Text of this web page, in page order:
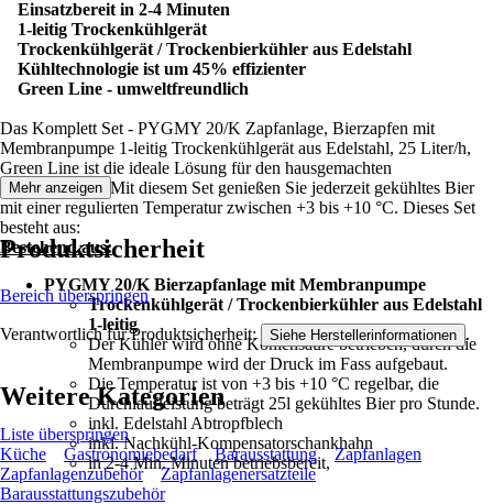
Einsatzbereit in 2-4 Minuten
1-leitig Trockenkühlgerät
Trockenkühlgerät / Trockenbierkühler aus Edelstahl
Kühltechnologie ist um 45% effizienter
Green Line - umweltfreundlich
Das Komplett Set - PYGMY 20/K Zapfanlage, Bierzapfen mit
Membranpumpe 1-leitig Trockenkühlgerät aus Edelstahl, 25 Liter/h,
Green Line ist die ideale Lösung für den hausgemachten
Bierausschank. Mit diesem Set genießen Sie jederzeit gekühltes Bier
mit einer regulierten Temperatur zwischen +3 bis +10 °C. Dieses Set
besteht aus:
Bestehend aus:
PYGMY 20/K Bierzapfanlage mit Membranpumpe
Trockenkühlgerät / Trockenbierkühler aus Edelstahl
1-leitig
Der Kühler wird ohne Kohlensäure betrieben, durch die
Membranpumpe wird der Druck im Fass aufgebaut.
Die Temperatur ist von +3 bis +10 °C regelbar, die
Durchlaufleistung beträgt 25l gekühltes Bier pro Stunde.
inkl. Edelstahl Abtropfblech
inkl. Nachkühl-Kompensatorschankhahn
in 2-4 Min. Minuten betriebsbereit,
Mehr anzeigen
Produktsicherheit
Bereich überspringen
Verantwortlich für Produktsicherheit: Siehe Herstellerinformationen .
Weitere Kategorien
Liste überspringen
Küche
Gastronomiebedarf Barausstattung
Zapfanlagen
Zapfanlagenzubehör
Zapfanlagenersatzteile
Barausstattungszubehör